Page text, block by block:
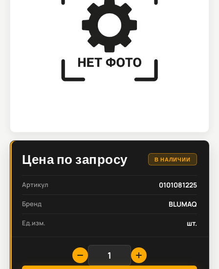
Цена по запросу В НАЛИЧИИ
Артикул 0101081225
Бренд BLUMAQ
Ед.изм. шт.